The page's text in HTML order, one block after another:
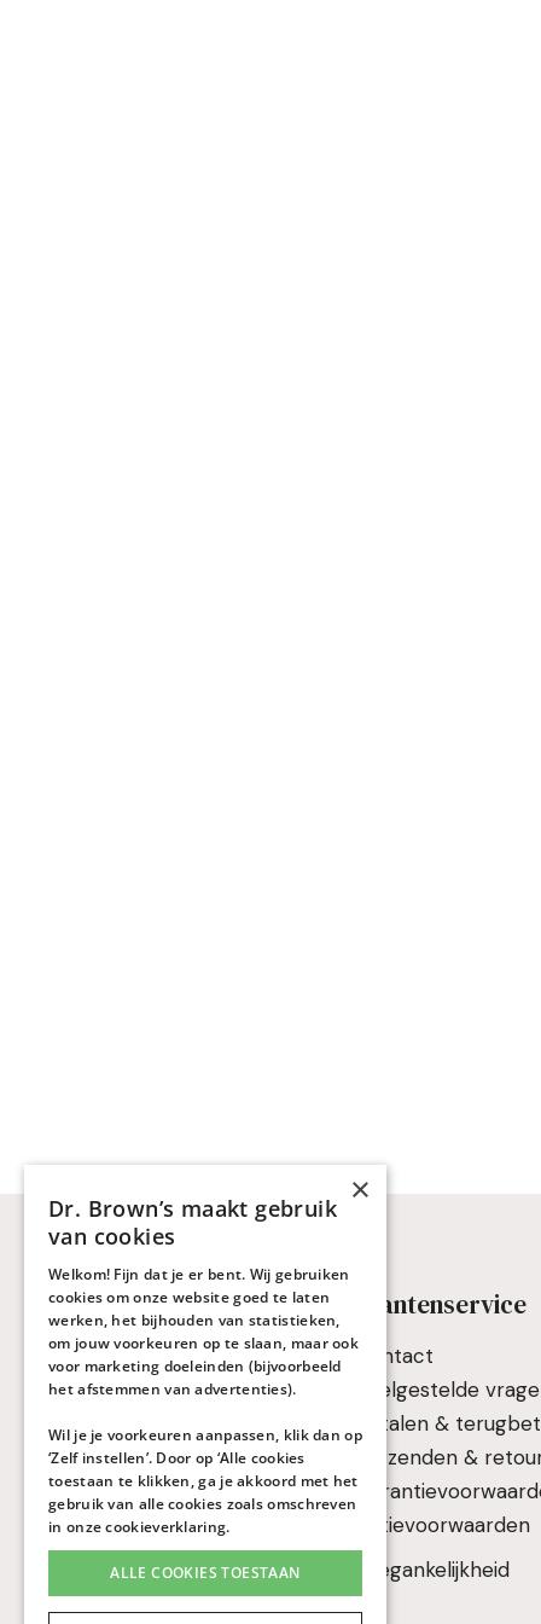
Keuzehulp & Advies
Keuzehulp flessen
Keuzehulp drinkbekers
Fles- en borstvoeding
combineren
Reflux, scheten en buikpijn
Handleidingen
Veelgestelde vragen
Klantenservice
Contact
Veelgestelde
Betalen &
Verzenden &
Actievoorwaarden
Toegankelijkheid
×
Dr. Brown’s maakt gebruik
van cookies
Welkom! Fijn dat je er bent. Wij gebruiken
cookies om onze website goed te laten
werken, het bijhouden van statistieken,
om jouw voorkeuren op te slaan, maar ook
voor marketing doeleinden (bijvoorbeeld
het afstemmen van advertenties).
Wil je je voorkeuren aanpassen, klik dan op
‘Zelf instellen’. Door op ‘Alle cookies
toestaan te klikken, ga je akkoord met het
gebruik van alle cookies zoals omschreven
in onzecookieverklaring.
ALLE COOKIES TOESTAAN